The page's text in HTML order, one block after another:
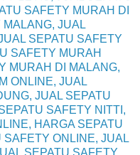
SAFETY MURAH DI
JUAL
SEPATU SAFETY
SAFETY MURAH
MURAH DI MALANG,
ONLINE, JUAL
JUAL SEPATU
SAFETY NITTI,
HARGA SEPATU
SAFETY ONLINE, JUAL
SEPATU SAFETY